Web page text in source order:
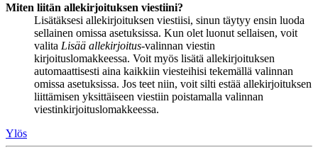
Miten liitän allekirjoituksen viestiini?
Lisätäksesi allekirjoituksen viestiisi, sinun täytyy ensin luoda
sellainen omissa asetuksissa. Kun olet luonut sellaisen, voit
valita Lisää allekirjoitus-valinnan viestin
kirjoituslomakkeessa. Voit myös lisätä allekirjoituksen
automaattisesti aina kaikkiin viesteihisi tekemällä valinnan
omissa asetuksissa. Jos teet niin, voit silti estää allekirjoituksen
liittämisen yksittäiseen viestiin poistamalla valinnan
viestinkirjoituslomakkeessa.
Ylös